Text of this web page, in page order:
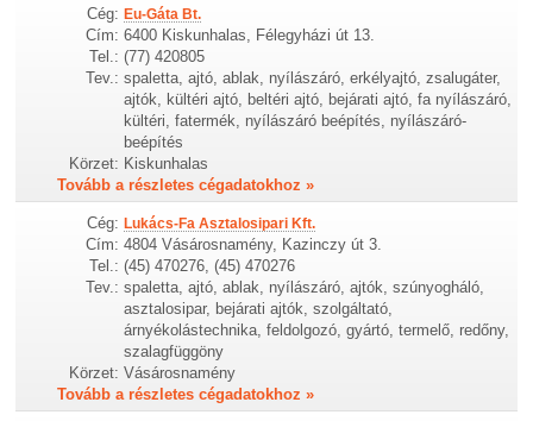
Cég: Eu-Gáta Bt.
Cím: 6400 Kiskunhalas, Félegyházi út 13.
Tel.: (77) 420805
Tev.: spaletta, ajtó, ablak, nyílászáró, erkélyajtó, zsalugáter,
ajtók, kültéri ajtó, beltéri ajtó, bejárati ajtó, fa nyílászáró,
kültéri, fatermék, nyílászáró beépítés, nyílászáró-
beépítés
Körzet: Kiskunhalas
Tovább a részletes cégadatokhoz »
Cég: Lukács-Fa Asztalosipari Kft.
Cím: 4804 Vásárosnamény, Kazinczy út 3.
Tel.: (45) 470276, (45) 470276
Tev.: spaletta, ajtó, ablak, nyílászáró, ajtók, szúnyogháló,
asztalosipar, bejárati ajtók, szolgáltató,
árnyékolástechnika, feldolgozó, gyártó, termelő, redőny,
szalagfüggöny
Körzet: Vásárosnamény
Tovább a részletes cégadatokhoz »